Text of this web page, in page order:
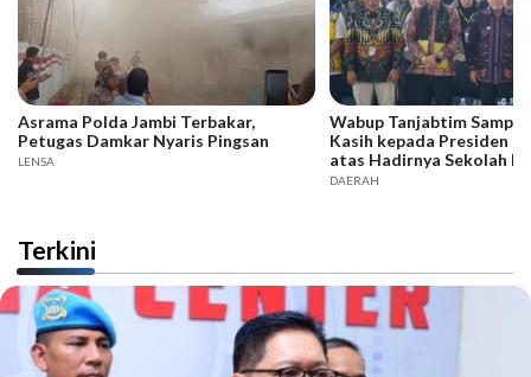
Asrama Polda Jambi Terbakar,
Petugas Damkar Nyaris Pingsan
LENSA
Wabup Tanjabtim
Kasih kepada Presiden
atas Hadirnya Sekolah
DAERAH
Terkini